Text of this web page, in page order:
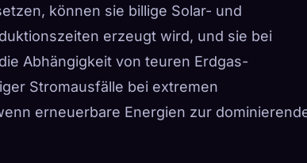
können sie billige Solar- und
erzeugt wird, und sie bei
Abhängigkeit von teuren Erdgas-
Stromausfälle bei extremen
erneuerbare Energien zur